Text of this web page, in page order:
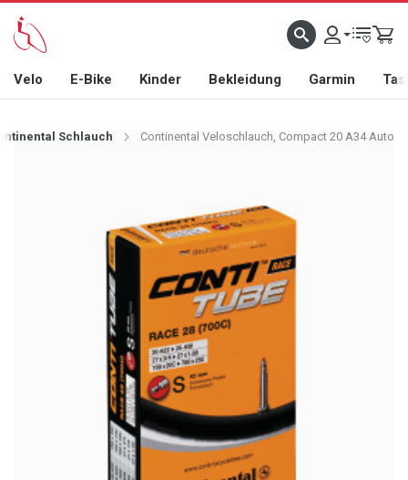
Velo E-Bike Kinder Bekleidung Garmin
Schlauch Continental Veloschlauch, Compact 20 A34 Auto